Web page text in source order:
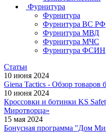
Фурнитура
Фурнитура
Фурнитура ВС РФ
Фурнитура МВД
Фурнитура МЧС
Фурнитура ФСИН
Статьи
10 июня 2024
Giena Tactics - Обзор товаров
10 июня 2024
Кроссовки и ботинки KS
Миротворца»
15 мая 2024
Бонусная программа "Дом